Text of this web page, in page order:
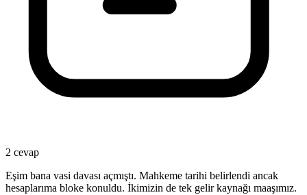
2 cevap
Eşim bana vasi davası açmıştı. Mahkeme tarihi belirlendi ancak
hesaplarıma bloke konuldu. İkimizin de tek gelir kaynağı maaşımız.